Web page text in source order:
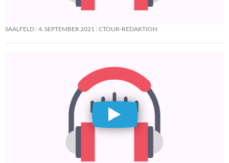
SAALFELD 4. SEPTEMBER 2021 CTOUR-REDAKTION